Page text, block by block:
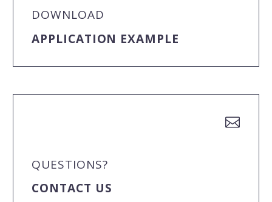
DOWNLOAD
APPLICATION EXAMPLE


QUESTIONS?
CONTACT US